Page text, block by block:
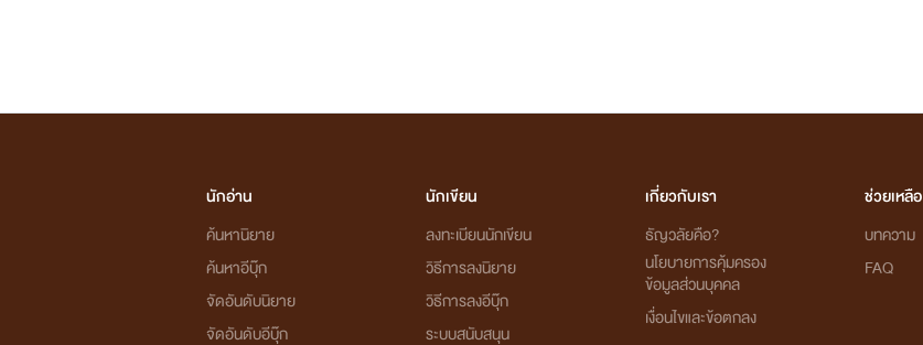
นักอ่าน
ค้นหานิยาย
ค้นหาอีบุ๊ก
จัดอันดับนิยาย
จัดอันดับอีบุ๊ก
นักเขียน
ลงทะเบียนนักเขียน
วิธีการลงนิยาย
วิธีการลงอีบุ๊ก
ระบบสนับสนุน
เกี่ยวกับเรา
ธัญวลัยคือ?
นโยบายการคุ้มครอง
ข้อมูลส่วนบุคคล
เงื่อนไขและข้อตกลง
ช่วยเหลือ
บทความ
FAQ